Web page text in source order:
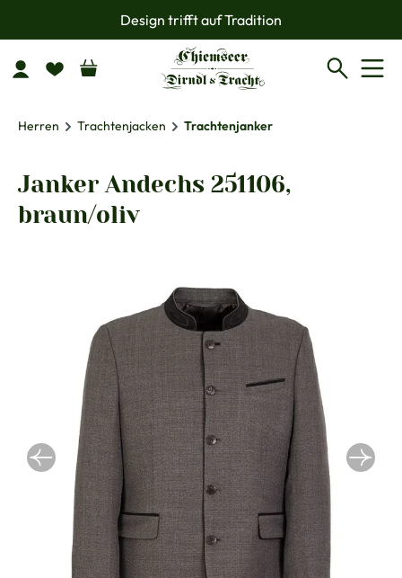
Zum Hauptinhalt springenDesign trifft auf Tradition
Herren Trachtenjacken Trachtenjanker
Janker Andechs 251106,
braun/oliv